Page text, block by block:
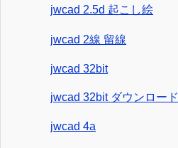
jwcad 2.5d 起こし絵
jwcad 2線 留線
jwcad 32bit
jwcad 32bit ダウンロード
jwcad 4a